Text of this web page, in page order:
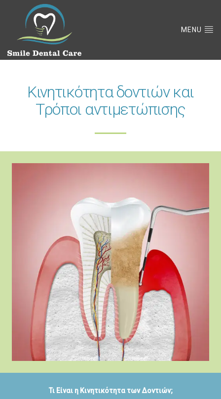
MENU
Κινητικότητα δοντιών και
Tρόποι αντιμετώπισης
Τι Είναι η Κινητικότητα των Δοντιών;